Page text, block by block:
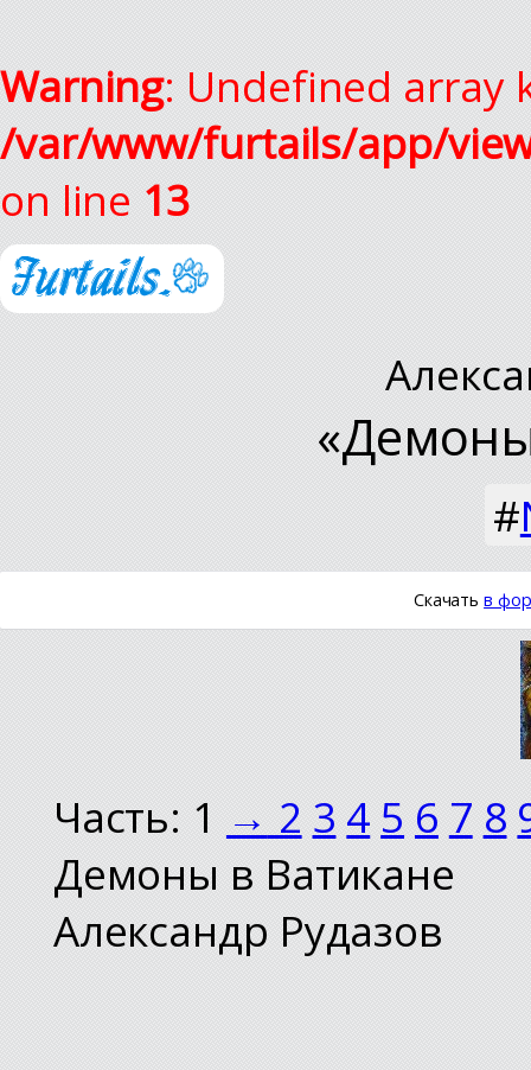
Warning: Undefined array
/var/www/furtails/app/
on line 13
#
Скачатьв
Часть: 1 → 2 3 4 5 6 7 8
Демоны в Ватикане
Александр Рудазов